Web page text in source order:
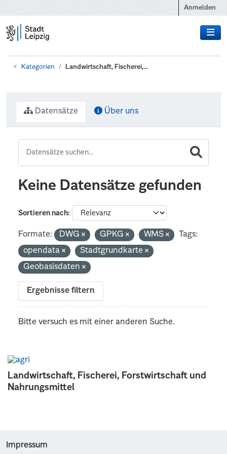
Anmelden
Kategorien Landwirtschaft, Fischerei,...
Landwirtschaft, Fischerei, Forstwirtschaft und
Nahrungsmittel
Datensätze Über uns
Keine Datensätze gefunden
Sortieren nach
Formate: DWG GPKG WMS
Tags:
opendata
Stadtgrundkarte
Geobasisdaten
Ergebnisse filtern
Bitte versuch es mit einer anderen Suche.
Impressum